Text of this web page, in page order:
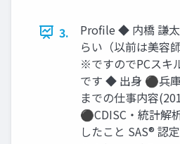
3.
Profile ◆ 内橋 謙
らい（以前は美容
※ですのでPCスキ
です ◆ 出身 ⚫兵
までの仕事内容
⚫CDISC・統計解
したこと SAS® 認